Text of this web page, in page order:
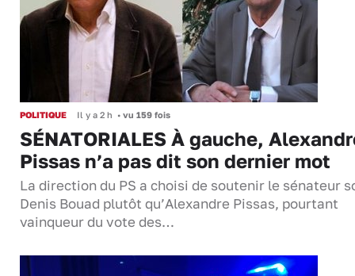
POLITIQUE Il y a 2 h • vu 159 fois
SÉNATORIALES À gauche,
Pissas n’a pas dit son dernier mot
La direction du PS a choisi de soutenir le sénateur
Denis Bouad plutôt qu’Alexandre Pissas, pourtant
vainqueur du vote des…